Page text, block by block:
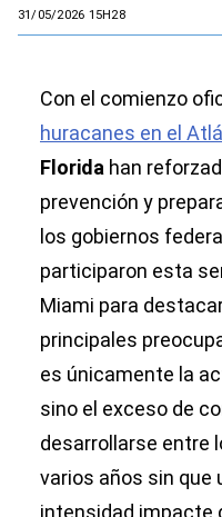
31/05/2026 15H28
Con el comienzo
huracanes en el
Florida han
prevención y
los gobiernos
participaron esta
Miami para
principales
es únicamente la
sino el exceso de
desarrollarse entre
varios años sin que
intensidad impacte